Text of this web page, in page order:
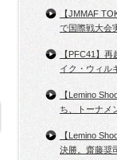
【JMMAF
で国際戦大会
【PFC41】
イク・ウィル
【Lemino
ち、トーナメ
【Lemino
決勝。齋藤奨